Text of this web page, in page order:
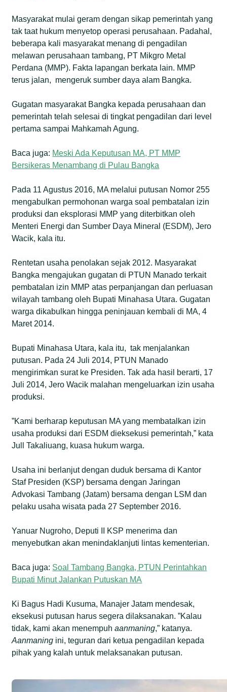
Masyarakat mulai geram dengan sikap pemerintah yang
tak taat hukum menyetop operasi perusahaan. Padahal,
beberapa kali masyarakat menang di pengadilan
melawan perusahaan tambang, PT Mikgro Metal
Perdana (MMP). Fakta lapangan berkata lain. MMP
terus jalan, mengeruk sumber daya alam Bangka.
Gugatan masyarakat Bangka kepada perusahaan dan
pemerintah telah selesai di tingkat pengadilan dari level
pertama sampai Mahkamah Agung.
Baca juga: Meski Ada Keputusan MA, PT MMP
Bersikeras Menambang di Pulau Bangka
Pada 11 Agustus 2016, MA melalui putusan Nomor 255
mengabulkan permohonan warga soal pembatalan izin
produksi dan eksplorasi MMP yang diterbitkan oleh
Menteri Energi dan Sumber Daya Mineral (ESDM), Jero
Wacik, kala itu.
Rentetan usaha penolakan sejak 2012. Masyarakat
Bangka mengajukan gugatan di PTUN Manado terkait
pembatalan izin MMP atas perpanjangan dan perluasan
wilayah tambang oleh Bupati Minahasa Utara. Gugatan
warga dikabulkan hingga peninjauan kembali di MA, 4
Maret 2014.
Bupati Minahasa Utara, kala itu, tak menjalankan
putusan. Pada 24 Juli 2014, PTUN Manado
mengirimkan surat ke Presiden. Tak ada hasil berarti, 17
Juli 2014, Jero Wacik malahan mengeluarkan izin usaha
produksi.
”Kami berharap keputusan MA yang membatalkan izin
usaha produksi dari ESDM dieksekusi pemerintah,” kata
Jull Takaliuang, kuasa hukum warga.
Usaha ini berlanjut dengan duduk bersama di Kantor
Staf Presiden (KSP) bersama dengan Jaringan
Advokasi Tambang (Jatam) bersama dengan LSM dan
pelaku usaha wisata pada 27 September 2016.
Yanuar Nugroho, Deputi II KSP menerima dan
menyebutkan akan menindaklanjuti lintas kementerian.
Baca juga: Soal Tambang Bangka, PTUN Perintahkan
Bupati Minut Jalankan Putuskan MA
Ki Bagus Hadi Kusuma, Manajer Jatam mendesak,
eksekusi putusan harus segera dilaksanakan. ”Kalau
tidak, kami akan menempuhaanmaning,” katanya.
Aanmaning ini, teguran dari ketua pengadilan kepada
pihak yang kalah untuk melaksanakan putusan.